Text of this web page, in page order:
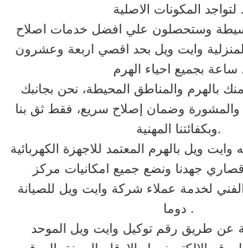
لتواجد المكونات الاصلية .
وستحصلون علي افضل خدمات اصلاح
المنزلية وايت ويل بحد اقصي اربعة وعشرون
ساعة بجميع احياء الهرم .
بالهرم والمناطق المحيطة، نحن بجانبك
والمشورة وضمان إصلاح سريع، فقط ثق بنا
وبكفائتنا المهنية.
ويل بالهرم المعتمد للاجهزة الكهربائية
قصاري جهدنا ونضع جميع امكانيات مركز
لخدمة عملاء شركة وايت ويل للصيانة
دوما .
عن طريق رقم توكيل وايت ويل الموحد